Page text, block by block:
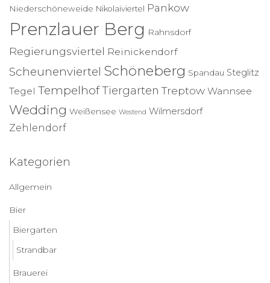
Niederschöneweide Nikolaiviertel Pankow
Prenzlauer Berg Rahnsdorf
Regierungsviertel Reinickendorf
Scheunenviertel Schöneberg Spandau Steglitz
Tegel TempelhofTiergarten Treptow Wannsee
Wedding Weißensee Westend Wilmersdorf
Zehlendorf
Kategorien
Allgemein
Bier
Biergarten
Strandbar
Brauerei